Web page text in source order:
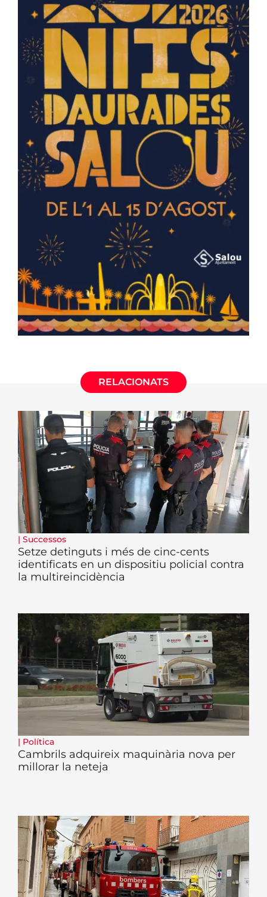
RELACIONATS
| Successos
Setze detinguts i més de cinc-cents
identificats en un dispositiu policial contra
la multireincidència
| Política
Cambrils adquireix maquinària nova per
millorar la neteja